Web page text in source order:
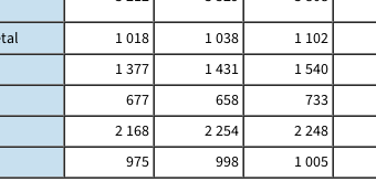
1 018 1 038
1 102
1 377 1 431
1 540
677 658
733
2 168 2 254
2 248
975 998 1 005